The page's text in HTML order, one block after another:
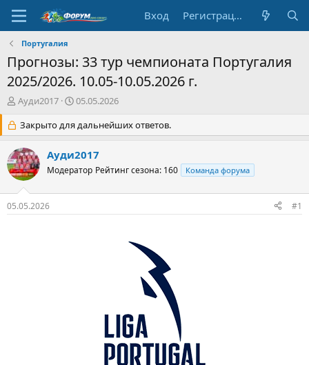
Вход Регистрация
Португалия
Прогнозы: 33 тур чемпионата Португалия
2025/2026. 10.05-10.05.2026 г.
А
т
о
р
т
е
м
Ауди2017
Д
т
а
н
а
ч
а
05.05.2026
Закрыто для дальнейших ответов.
Ауди2017
Модератор Рейтинг сезона: 160 Команда форума
05.05.2026 #1